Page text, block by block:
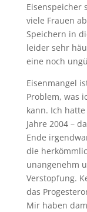
Eisenspeicher
viele Frauen
Speichern in
leider sehr
eine noch
Eisenmangel
Problem, was
kann. Ich
Jahre 2004 –
Ende
die
unangenehm
Verstopfung.
das
Mir haben